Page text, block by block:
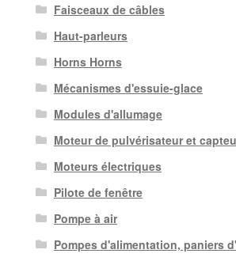
Faisceaux de câbles
Haut-parleurs
Horns Horns
Mécanismes d'essuie-glace
Modules d'allumage
Moteur de pulvérisateur et
Moteurs électriques
Pilote de fenêtre
Pompe à air
Pompes d'alimentation, paniers